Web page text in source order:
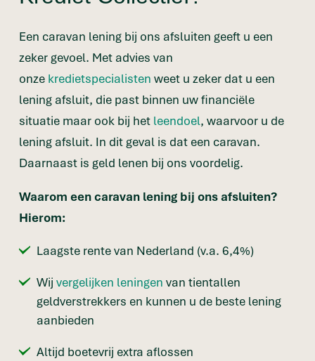
Een caravan lening bij ons afsluiten geeft u een
zeker gevoel. Met advies van
onze kredietspecialisten weet u zeker dat u een
lening afsluit, die past binnen uw financiële
situatie maar ook bij het leendoel, waarvoor u de
lening afsluit. In dit geval is dat een caravan.
Daarnaast is geld lenen bij ons voordelig.
Waarom een caravan lening bij ons afsluiten?
Hierom:
Laagste rente van Nederland (v.a. 6,4%)
Wij vergelijken leningen van tientallen
geldverstrekkers en kunnen u de beste lening
aanbieden
Altijd boetevrij extra aflossen